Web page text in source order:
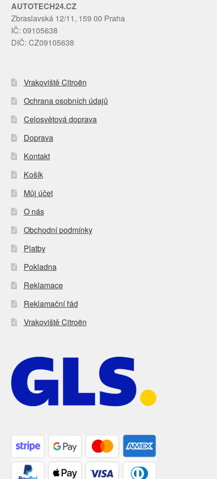
AUTOTECH24.CZ
Zbraslavská 12/11, 159 00 Praha
IČ: 09105638
DIČ: CZ09105638
Vrakoviště Citroën
Ochrana osobních údajů
Celosvětová doprava
Doprava
Kontakt
Košík
Můj účet
O nás
Obchodní podmínky
Platby
Pokladna
Reklamace
Reklamační řád
Vrakoviště Citroën